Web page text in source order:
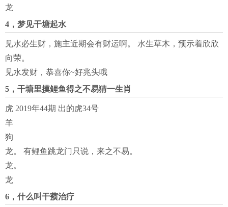
龙
4，梦见干塘起水
见水必生财，施主近期会有财运啊。 水生草木，预示着欣欣
向荣。
见水发财，恭喜你~好兆头哦
5，干塘里摸鲤鱼得之不易猜一生肖
虎 2019年44期 出的虎34号
羊
狗
龙。 有鲤鱼跳龙门只说，来之不易。
龙。
龙
6，什么叫干蓣治疗